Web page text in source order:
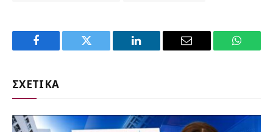
Facebook Twitter LinkedIn Email
ΣΧΕΤΙΚΑ